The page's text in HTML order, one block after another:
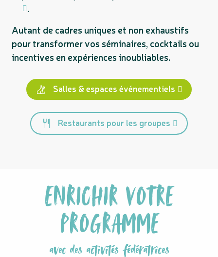
.
Autant de cadres uniques et non exhaustifs
pour transformer vos séminaires, cocktails ou
incentives en expériences inoubliables.
Salles & espaces événementiels
Restaurants pour les groupes
ENRICHIR VOTRE
PROGRAMME
avec des activités fédératrices